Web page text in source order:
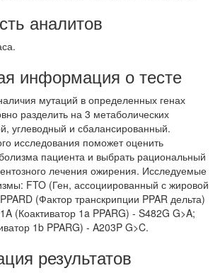
аналитов
информация о тесте
мутаций в определенных генах
разделить на 3 метаболических
углеводный и сбалансированный.
исследования поможет оценить
пациента и выбрать рациональный
лечения ожирения. Исследуемые
FTO (Ген, ассоциированный с жировой
(Фактор транскрипции PPAR дельта)
(Коактиватор 1a PPARG) - S482G G>A;
1b PPARG) - A203P G>C.
результатов